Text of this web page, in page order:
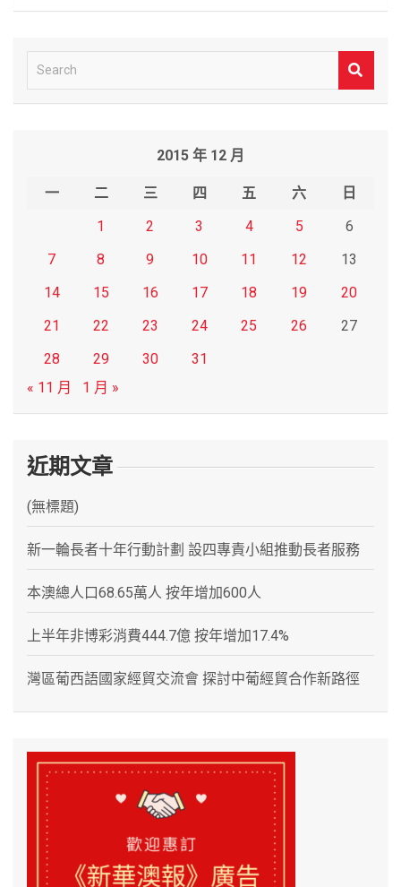
e
2015 年 12 月
一 二 三 四 五 六
日
1
2 3 4 5
6
7
8 9 10 11 12
13
14
15 16 17 18 19
20
21
22 23 24 25 26
27
28
29 30
31
« 11 月
1 月 »
近期文章
(無標題)
新一輪長者十年行動計劃 設四專責小組推動長者服務
本澳總人口68.65萬人 按年增加600人
上半年非博彩消費444.7億 按年增加17.4%
灣區葡西語國家經貿交流會 探討中葡經貿合作新路徑